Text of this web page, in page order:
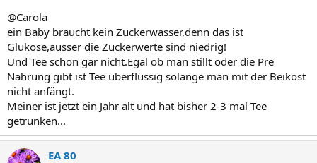
@Carola
ein Baby braucht kein Zuckerwasser,denn das ist
Glukose,ausser die Zuckerwerte sind niedrig!
Und Tee schon gar nicht.Egal ob man stillt oder die Pre
Nahrung gibt ist Tee überflüssig solange man mit der Beikost
nicht anfängt.
Meiner ist jetzt ein Jahr alt und hat bisher 2-3 mal Tee
getrunken...
EA 80